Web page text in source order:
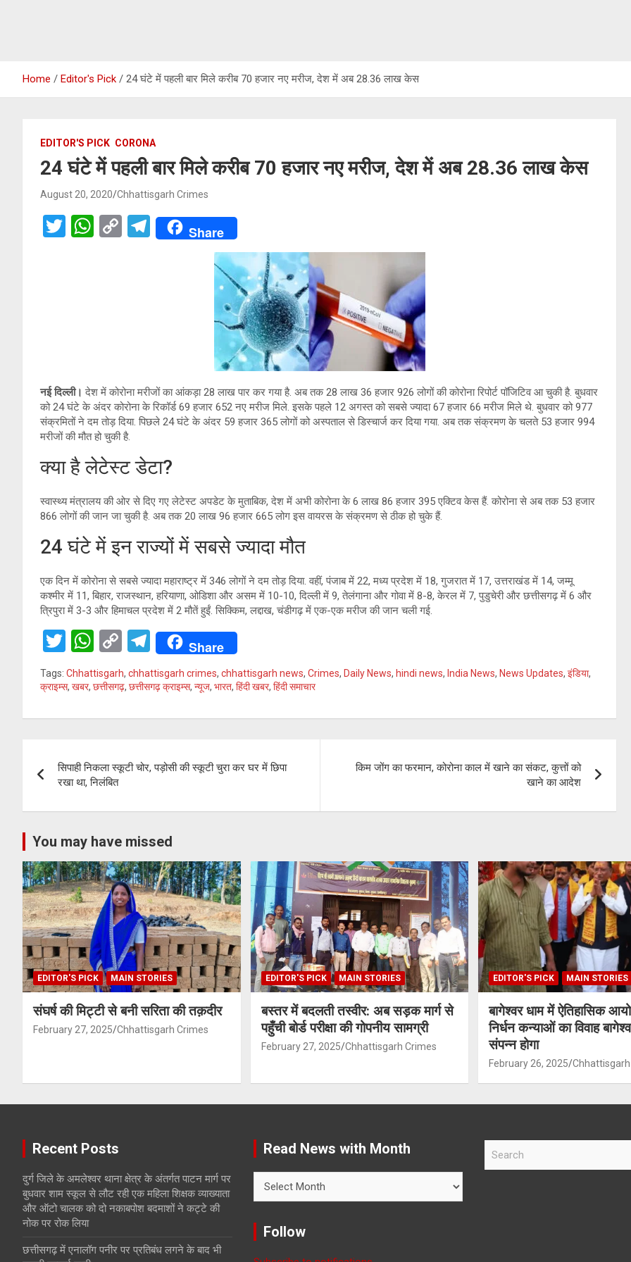
Home Editor's Pick 24 घंटे में पहली बार मिले करीब 70 हजार नए मरीज, देश में अब 28.36 लाख केस
EDITOR'S PICK CORONA
24 घंटे में पहली बार मिले करीब 70 हजार नए मरीज, देश में अब 28.36 लाख केस
August 20, 2020 Chhattisgarh Crimes
T
W C
T
el
Share
नई दिल्ली। देश में कोरोना मरीजों का आंकड़ा 28 लाख पार कर गया है. अब तक 28 लाख 36 हजार 926 लोगों की कोरोना रिपोर्ट पॉजिटिव आ चुकी है. बुधवार
को 24 घंटे के अंदर कोरोना के रिकॉर्ड 69 हजार 652 नए मरीज मिले. इसके पहले 12 अगस्त को सबसे ज्यादा 67 हजार 66 मरीज मिले थे. बुधवार को 977
संक्रमितों ने दम तोड़ दिया. पिछले 24 घंटे के अंदर 59 हजार 365 लोगों को अस्पताल से डिस्चार्ज कर दिया गया. अब तक संक्रमण के चलते 53 हजार 994
मरीजों की मौत हो चुकी है.
क्या है लेटेस्ट डेटा?
स्वास्थ्य मंत्रालय की ओर से दिए गए लेटेस्ट अपडेट के मुताबिक, देश में अभी कोरोना के 6 लाख 86 हजार 395 एक्टिव केस हैं. कोरोना से अब तक 53 हजार
866 लोगों की जान जा चुकी है. अब तक 20 लाख 96 हजार 665 लोग इस वायरस के संक्रमण से ठीक हो चुके हैं.
24 घंटे में इन राज्यों में सबसे ज्यादा मौत
एक दिन में कोरोना से सबसे ज्यादा महाराष्ट्र में 346 लोगों ने दम तोड़ दिया. वहीं, पंजाब में 22, मध्य प्रदेश में 18, गुजरात में 17, उत्तराखंड में 14, जम्मू
कश्मीर में 11, बिहार, राजस्थान, हरियाणा, ओडिशा और असम में 10-10, दिल्ली में 9, तेलंगाना और गोवा में 8-8, केरल में 7, पुडुचेरी और छत्तीसगढ़ में 6 और
त्रिपुरा में 3-3 और हिमाचल प्रदेश में 2 मौतें हुईं. सिक्किम, लद्दाख, चंडीगढ़ में एक-एक मरीज की जान चली गई.
T
wi
tt
W
h
at
p
C
o
py
T
el
e
Share
Tags: Chhattisgarh, chhattisgarh crimes, chhattisgarh news, Crimes, Daily News, hindi news, India News, News Updates, इंडिया,
क्राइम्स, खबर, छत्तीसगढ़, छत्तीसगढ़ क्राइम्स, न्यूज, भारत, हिंदी खबर, हिंदी समाचार
navigation
सिपाही निकला स्कूटी चोर, पड़ोसी की स्कूटी चुरा कर घर में छिपा
रखा था, निलंबित
किम जोंग का फरमान, कोरोना काल में खाने का संकट, कुत्तों को
खाने का आदेश
You may have missed
EDITOR'S PICK MAIN STORIES
संघर्ष की मिट्टी से बनी सरिता की तक़दीर
February 27, 2025 Chhattisgarh Crimes
EDITOR'S PICK MAIN STORIES
बस्तर में बदलती तस्वीर: अब सड़क मार्ग से
पहुँची बोर्ड परीक्षा की गोपनीय सामग्री
February 27, 2025 Chhattisgarh Crimes
EDITOR'S PICK MAIN STORIES
बागेश्वर धाम में ऐतिहासिक
निर्धन कन्याओं का विवाह
संपन्न होगा
February 26, 2025
Recent Posts
दुर्ग जिले के अमलेश्वर थाना क्षेत्र के अंतर्गत पाटन मार्ग पर
बुधवार शाम स्कूल से लौट रही एक महिला शिक्षक व्याख्याता
और ऑटो चालक को दो नकाबपोश बदमाशों ने कट्टे की
नोक पर रोक लिया
छत्तीसगढ़ में एनालॉग पनीर पर प्रतिबंध लगने के बाद भी
Read News with Month
News
Month
Follow